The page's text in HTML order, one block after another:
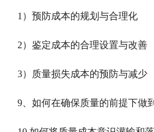
1）预防成本的规划与合理化
2）鉴定成本的合理设置与改善
3）质量损失成本的预防与减少
9、如何在确保质量的前提下做